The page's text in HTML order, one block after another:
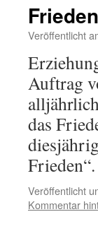
Veröffentlicht
Auftrag
das
Veröffentlicht
Kommentar